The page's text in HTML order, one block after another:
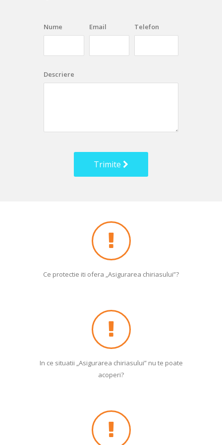
Nume Email Telefon
Descriere
Trimite
Ce protectie iti ofera „Asigurarea chiriasului”?
In ce situatii „Asigurarea chiriasului” nu te poate
acoperi?